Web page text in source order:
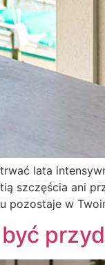
lata
szczęścia ani
pozostaje w